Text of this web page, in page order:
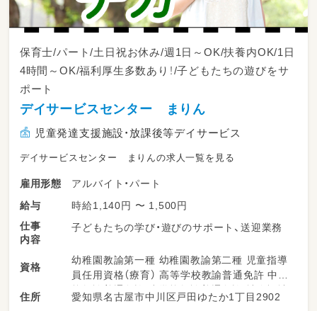
保育士/パート/土日祝お休み/週1日～OK/扶養内OK/1日
4時間～OK/福利厚生多数あり！/子どもたちの遊びをサ
ポート
デイサービスセンター まりん
児童発達支援施設・放課後等デイサービス
デイサービスセンター まりんの求人一覧を見る
雇用形態
アルバイト・パート
給与
時給1,140円 〜 1,500円
仕事
内容
子どもたちの学び・遊びのサポート、送迎業務
資格
幼稚園教諭第一種 幼稚園教諭第二種 児童指導
員任用資格（療育） 高等学校教諭普通免許 中学
校教諭普通免許 小学校教諭普通免許 社会福祉
士
住所 愛知県名古屋市中川区戸田ゆたか1丁目2902